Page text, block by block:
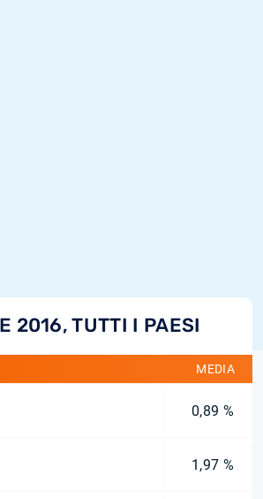
2016, TUTTI I PAESI
MEDIA
0,89 %
1,97 %